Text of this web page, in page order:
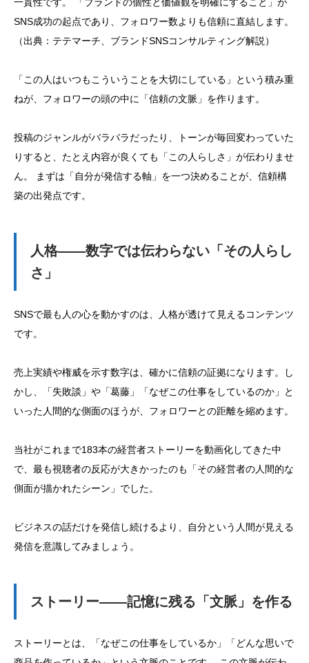
SNS成功の起点であり、フォロワー数よりも信頼に直結します。
（出典：テテマーチ、ブランドSNSコンサルティング解説）
「この人はいつもこういうことを大切にしている」という積み重
ねが、フォロワーの頭の中に「信頼の文脈」を作ります。
投稿のジャンルがバラバラだったり、トーンが毎回変わっていた
りすると、たとえ内容が良くても「この人らしさ」が伝わりませ
ん。 まずは「自分が発信する軸」を一つ決めることが、信頼構
築の出発点です。
人格——数字では伝わらない「その人らし
さ」
SNSで最も人の心を動かすのは、人格が透けて見えるコンテンツ
です。
売上実績や権威を示す数字は、確かに信頼の証拠になります。し
かし、「失敗談」や「葛藤」「なぜこの仕事をしているのか」と
いった人間的な側面のほうが、フォロワーとの距離を縮めます。
当社がこれまで183本の経営者ストーリーを動画化してきた中
で、最も視聴者の反応が大きかったのも「その経営者の人間的な
側面が描かれたシーン」でした。
ビジネスの話だけを発信し続けるより、自分という人間が見える
発信を意識してみましょう。
ストーリー——記憶に残る「文脈」を作る
ストーリーとは、「なぜこの仕事をしているか」「どんな思いで